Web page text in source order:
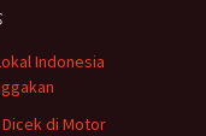
Indonesia
Dicek di Motor